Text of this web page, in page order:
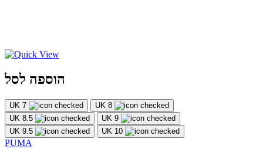
הוספה לסל
UK 7
UK 8
UK 8.5
UK 9
UK 9.5
UK 10
PUMA